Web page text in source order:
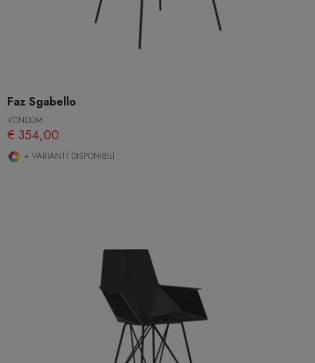
Faz Sgabello
VONDOM
€ 354,00
+ VARIANTI DISPONIBILI